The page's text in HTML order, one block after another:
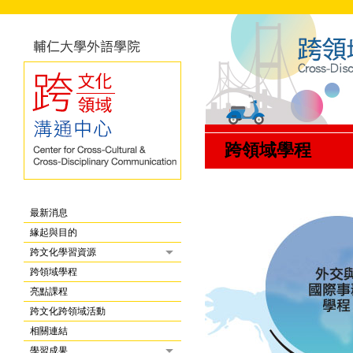
最新消息
緣起與目的
跨文化學習資源
跨領域學程
亮點課程
跨文化跨領域活動
相關連結
學習成果
跨領域學程